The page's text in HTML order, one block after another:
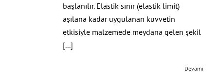
başlanılır. Elastik sınır (elastik limit)
aşılana kadar uygulanan kuvvetin
etkisiyle malzemede meydana gelen şekil
[...]
Devamı